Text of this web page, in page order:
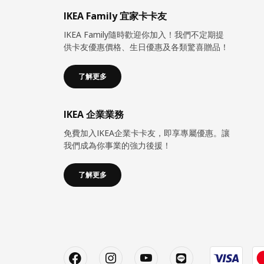
IKEA Family 宜家卡卡友
IKEA Family隨時歡迎你加入！我們不定期提
供卡友優惠價格、生日優惠及各類驚喜贈品！
了解更多
IKEA 企業業務
免費加入IKEA企業卡卡友，即享專屬優惠。讓
我們成為你事業的強力後援！
了解更多